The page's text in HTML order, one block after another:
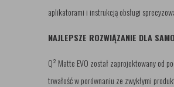
aplikatorami i instrukcją obsługi
NAJLEPSZE ROZWIĄZANIE DLA
Q² Matte EVO został zaprojektowany od
trwałość w porównaniu ze zwykłymi